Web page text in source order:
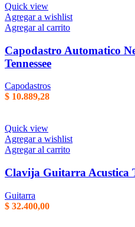
Quick view
Agregar a wishlist
Agregar al carrito
Capodastro Automatico
Tennessee
Capodastros
$ 10.889,28
Quick view
Agregar a wishlist
Agregar al carrito
Clavija Guitarra Acustica
Guitarra
$ 32.400,00